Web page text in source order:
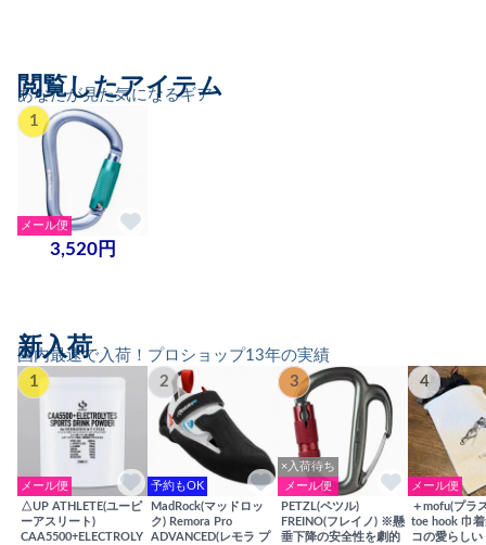
あなたが見た気になるギア
閲覧したアイテム
1
メール便
3,520円
国内最速で入荷！プロショップ13年の実績
新入荷
1
メール便
△UP ATHLETE(ユーピ
ーアスリート)
CAA5500+ELECTROLY
2
予約もOK
MadRock(マッドロッ
ク) Remora Pro
ADVANCED(レモラ プ
3
×入荷待ち
メール便
PETZL(ペツル)
FREINO(フレイノ) ※懸
垂下降の安全性を劇的
4
メール便
＋mofu(プラ
toe hook 巾
コの愛らしい